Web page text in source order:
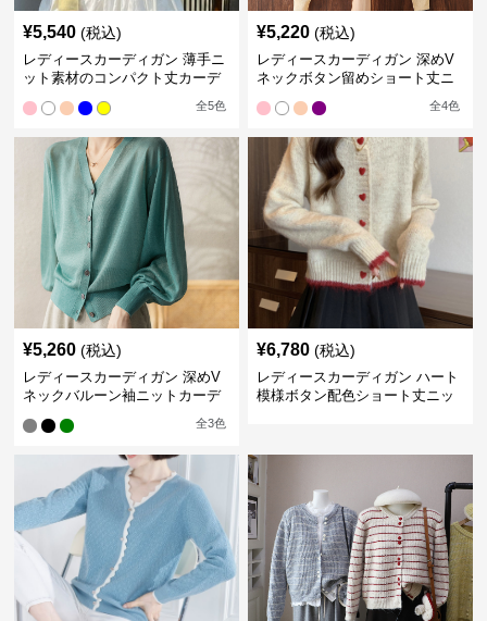
¥5,540 (税込)
レディースカーディガン 薄手ニ
ット素材のコンパクト丈カーデ
全5色
¥5,220 (税込)
レディースカーディガン 深めV
ネックボタン留めショート丈ニ
全4色
¥5,260 (税込)
レディースカーディガン 深めV
ネックバルーン袖ニットカーデ
全3色
¥6,780 (税込)
レディースカーディガン ハート
模様ボタン配色ショート丈ニッ